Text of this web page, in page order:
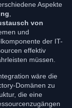
Aspekte
von
und
der IT-
effektiv
müssen.
wäre die
Domänen zu
die eine